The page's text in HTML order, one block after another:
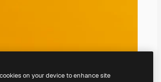
on your device to enhance site